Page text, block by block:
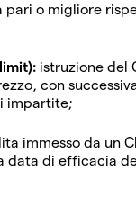
o migliore
istruzione del
con
impartite;
immesso da un
data di efficacia